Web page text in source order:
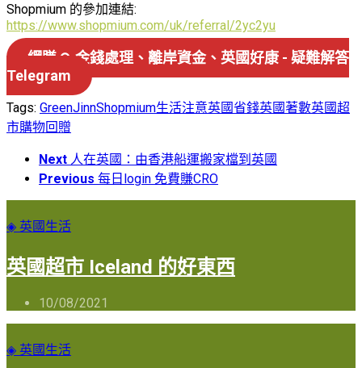
Shopmium 的參加連結:
https://www.shopmium.com/uk/referral/2yc2yu
網賺 ↷ 金錢處理、離岸資金、英國好康 - 疑難解答
Telegram
Tags: GreenJinnShopmium生活注意英國省錢英國著數英國超
市購物回贈
Next 人在英國：由香港船運搬家檔到英國
Previous 每日login 免費賺CRO
◈ 英國生活
英國超市 Iceland 的好東西
10/08/2021
◈ 英國生活